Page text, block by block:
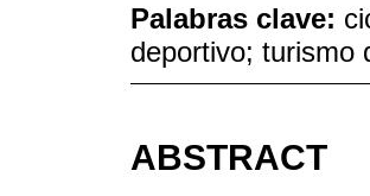
Palabras clave:
deportivo; turismo
ABSTRACT